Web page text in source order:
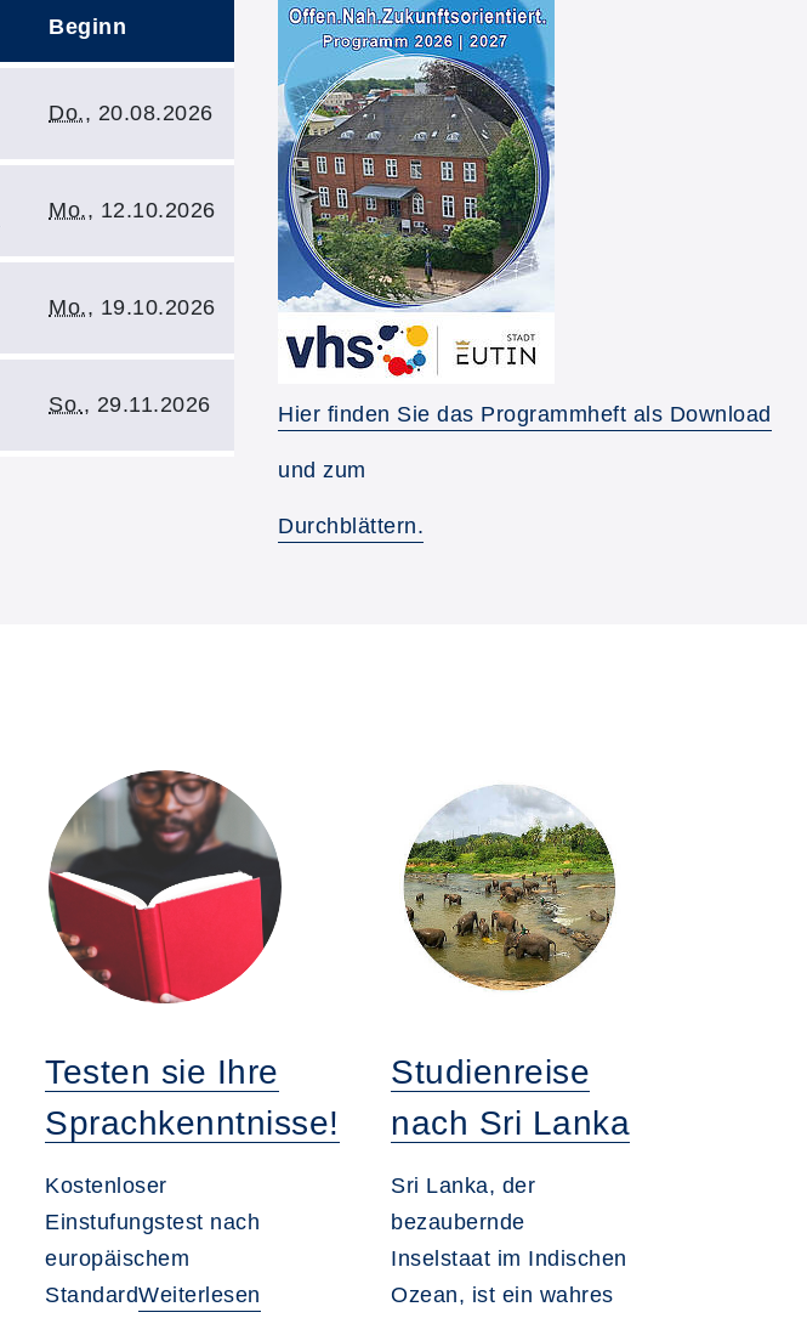
Beginn
Kursbeginn:
Do., 20.08.2026
Kursbeginn:
Mo., 12.10.2026
Kursbeginn:
Mo., 19.10.2026
Kursbeginn:
So., 29.11.2026 Hier finden Sie das Programmheft als Download
und zum
Durchblättern.
Testen sie Ihre
Sprachkenntnisse!
Kostenloser
Einstufungstest nach
europäischem
StandardWeiterlesen
Studienreise
nach Sri Lanka
Sri Lanka, der
bezaubernde
Inselstaat im Indischen
Ozean, ist ein wahres